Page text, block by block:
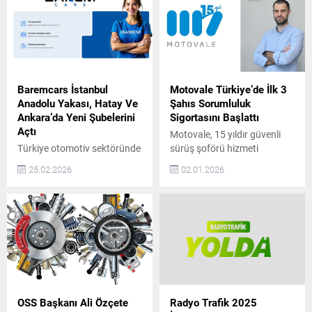
Baremcars İstanbul
Anadolu Yakası, Hatay Ve
Ankara’da Yeni Şubelerini
Açtı
Türkiye otomotiv sektöründe
sürdürülebilir hizmet
BaremCars, büyüme
yolculuğunda önemli bir
adım daha attı. Şirket, artan
müşteri talebi ve
operasyonel kapasite
doğrultusunda İstanbul
Anadolu Yakası, Hatay ve
Ankara’da yeni şubelerini
25.02.2026
Motovale Türkiye’de İlk 3
Şahıs Sorumluluk
Sigortasını Başlattı
Motovale, 15 yıldır güvenli
sürüş şoförü hizmeti
kapsamlı 3. Şahıs
ediyor. 2009 yılında araç
sahiplerine güvenli ve
konforlu ulaşım alternatifi
Motovale, farklı sebeplerle
araç kullanamayan kişilere
02.01.2026
OSS Başkanı Ali Özçete
Radyo Trafik 2025